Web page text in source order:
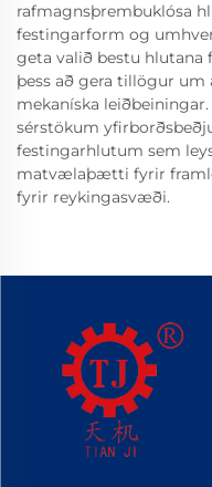
rafmagnsþrembuklósa
festingarform og
geta valið bestu hlutana
þess að gera tillögur um
mekaníska
sérstökum
festingarhlutum sem
matvælaþætti fyrir
fyrir reykingasvæði.